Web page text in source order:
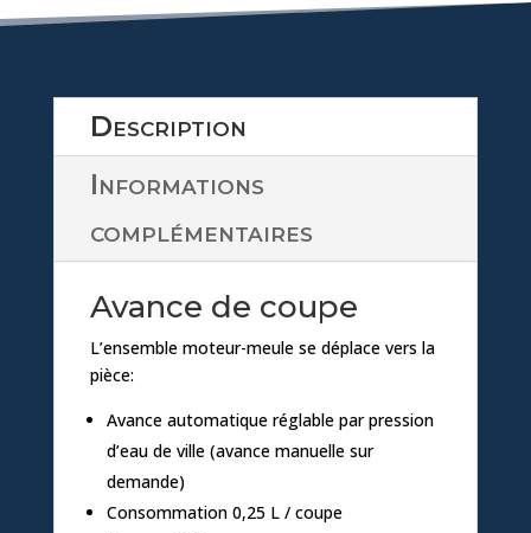
ic
o
n
a
d
ic
n
Description
Informations
complémentaires
Avance de coupe
L’ensemble moteur-meule se déplace vers la
pièce:
Avance automatique réglable par pression
d’eau de ville (avance manuelle sur
demande)
Consommation 0,25 L / coupe